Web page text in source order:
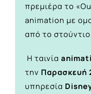
πρεμιέρα το
animation με
από το
Η ταινία
την Παρασκευή
υπηρεσία